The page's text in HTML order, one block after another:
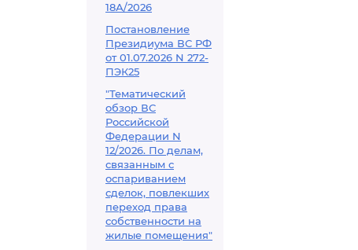
18А/2026
Постановление
Президиума ВС РФ
от 01.07.2026 N 272-
ПЭК25
"Тематический
обзор ВС
Российской
Федерации N
12/2026. По делам,
связанным с
оспариванием
сделок, повлекших
переход права
собственности на
жилые помещения"